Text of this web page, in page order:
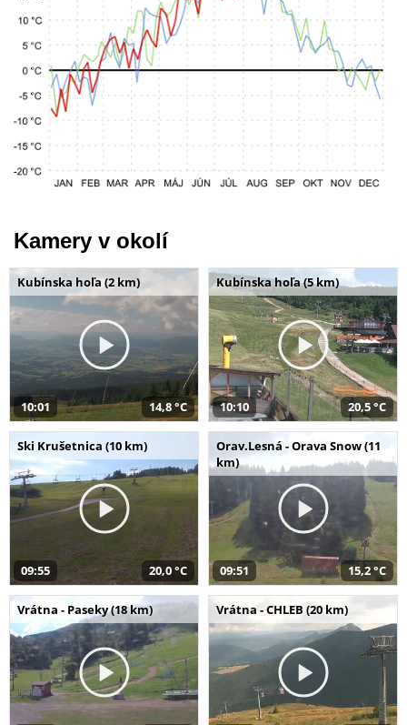
Kamery v okolí
Kubínska hoľa (2 km)
10:01 14,8 °C
Kubínska hoľa (5 km)
10:10 20,5 °C
Ski Krušetnica (10 km)
09:55 20,0 °C
Orav.Lesná - Orava Snow (11
km)
09:51 15,2 °C
Vrátna - Paseky (18 km) Vrátna - CHLEB (20 km)